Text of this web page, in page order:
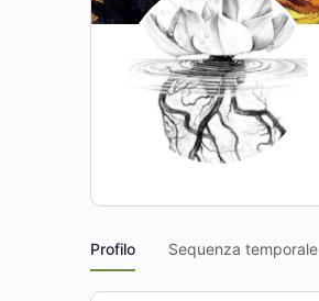
Profilo Sequenza temporale